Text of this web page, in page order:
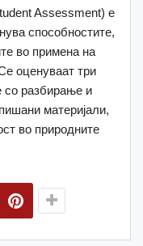
Assessment) е
способностите,
во примена на
оценуваат три
со разбирање и
материјали,
во природните